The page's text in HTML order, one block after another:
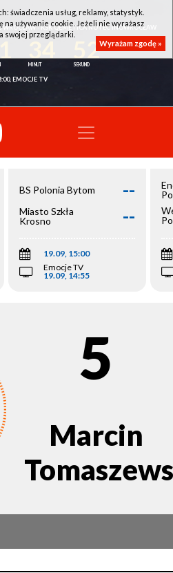
- KSK QEMETICA NOTEĆ INOWROCŁAW
52
EMOCJE TV
BS Polonia Bytom --
Miasto Szkła
Krosno
--
19.09, 15:00
Emocje TV
19.09, 14:55
5
Marcin
świadczenia usług, reklamy, statystyk.
na używanie cookie. Jeżeli nie wyrażasz
swojej przeglądarki.
Wyrażam zgodę »